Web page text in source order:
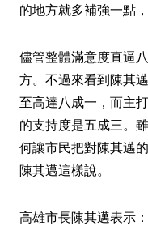
的地方就多補強一點
儘管整體滿意度直逼
方。不過來看到陳其
至高達八成一，而主
的支持度是五成三。
何讓市民把對陳其邁
陳其邁這樣說。
高雄市長陳其邁表示